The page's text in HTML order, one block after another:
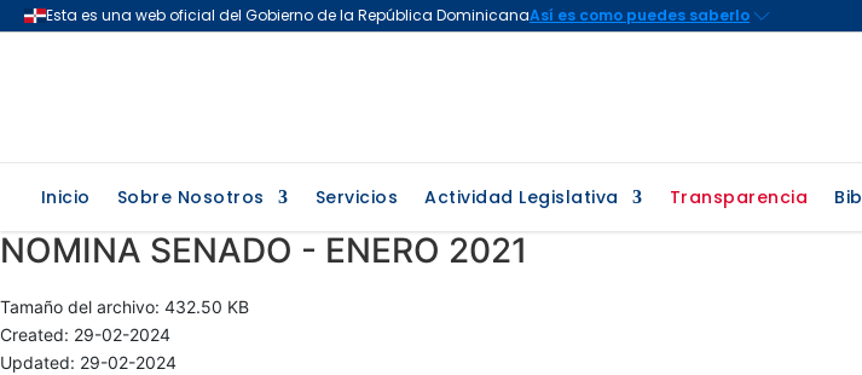
Inicio Sobre Nosotros Servicios Actividad Legislativa Transparencia
NOMINA SENADO - ENERO 2021
Tamaño del archivo: 432.50 KB
Created: 29-02-2024
Updated: 29-02-2024